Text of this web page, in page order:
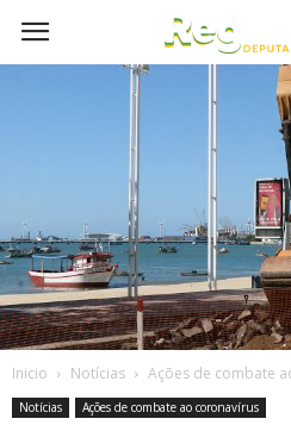
Inicio Notícias Ações de combate
Notícias Ações de combate ao coronavírus